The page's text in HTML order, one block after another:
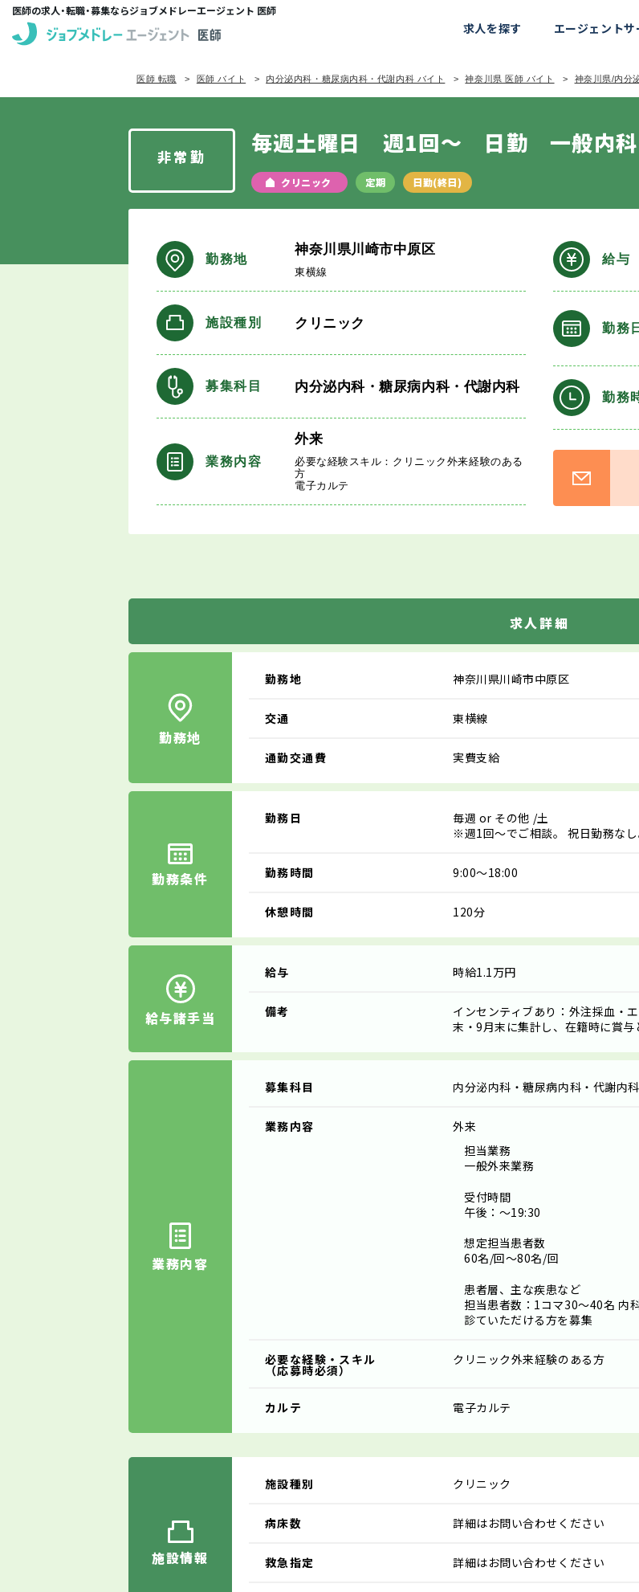
医師の求人・転職・募集ならジョブメドレーエージェント 医師
求人を探す エージェントサ
医師 転職 医師 バイト 内分泌内科・糖尿病内科・代謝内科 バイト 神奈川県 医師 バイト 神奈川県/内分
非常勤 毎週土曜日 週1回～ 日勤 一般内科
クリニック 定期 日勤(終日)
勤務地
神奈川県川崎市中原区
東横線
施設種別 クリニック
募集科目 内分泌内科・糖尿病内科・代謝内科
業務内容
外来
必要な経験スキル：クリニック外来経験のある
方
電子カルテ
給与
勤務日
勤務
求人詳細
勤務地
勤務地 神奈川県川崎市中原区
交通 東横線
通勤交通費 実費支給
勤務条件
勤務日 毎週 or その他 /土
※週1回～でご相談。 祝日勤務なし
勤務時間 9:00～18:00
休憩時間 120分
給与諸手当
給与 時給1.1万円
備考
インセンティブあり：外注採血・
末・9月末に集計し、在籍時に賞与
業務内容
募集科目 内分泌内科・糖尿病内科・代謝内科
業務内容
外来
担当業務
一般外来業務
受付時間
午後：～19:30
想定担当患者数
60名/回～80名/回
患者層、主な疾患など
担当患者数：1コマ30～40名 内
診ていただける方を募集
必要な経験・スキル
（応募時必須）
クリニック外来経験のある方
カルテ 電子カルテ
施設情報
施設種別 クリニック
病床数 詳細はお問い合わせください
救急指定 詳細はお問い合わせください